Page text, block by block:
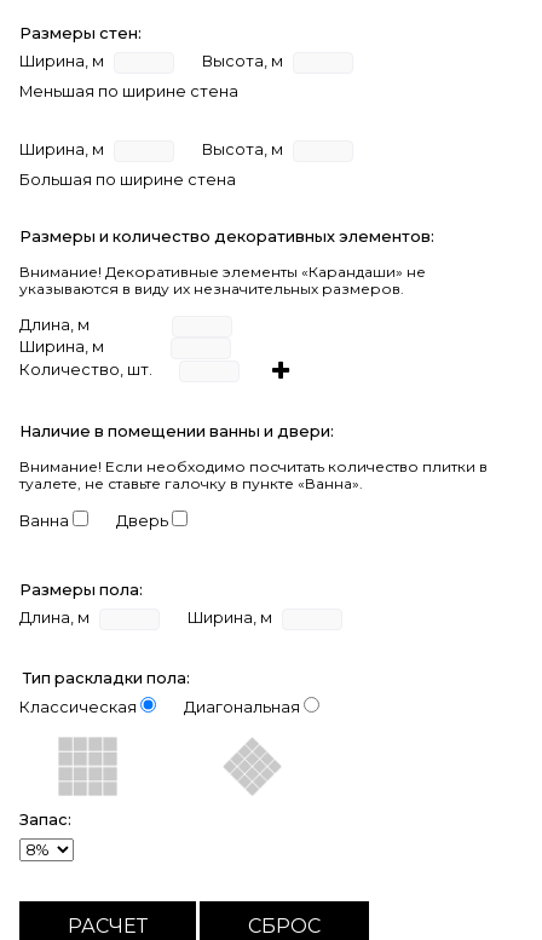
Размеры стен:
Ширина, м
Высота, м
Меньшая по ширине стена
Ширина, м
Высота, м
Большая по ширине стена
Размеры и количество декоративных элементов:
Внимание! Декоративные элементы «Карандаши» не
указываются в виду их незначительных размеров.
Длина, м
Ширина, м
Количество, шт.
Наличие в помещении ванны и двери:
Внимание! Если необходимо посчитать количество плитки в
туалете, не ставьте галочку в пункте «Ванна».
Ванна Дверь
Размеры пола:
Длина, м
Ширина, м
Тип раскладки пола:
Классическая
Диагональная
Запас: